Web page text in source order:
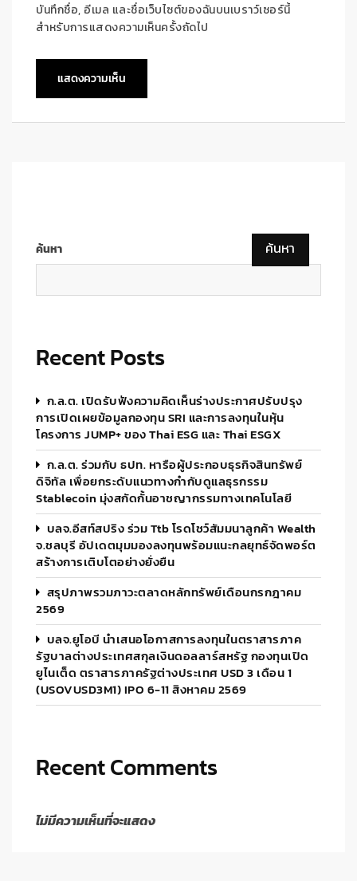
บันทึกชื่อ, อีเมล และชื่อเว็บไซต์ของฉันบนเบราว์เซอร์นี้
สำหรับการแสดงความเห็นครั้งถัดไป
ค้นหา ค้นหา
Recent Posts
ก.ล.ต. เปิดรับฟังความคิดเห็นร่างประกาศปรับปรุง
การเปิดเผยข้อมูลกองทุน SRI และการลงทุนในหุ้น
โครงการ JUMP+ ของ Thai ESG และ Thai ESGX
ก.ล.ต. ร่วมกับ ธปท. หารือผู้ประกอบธุรกิจสินทรัพย์
ดิจิทัล เพื่อยกระดับแนวทางกำกับดูแลธุรกรรม
Stablecoin มุ่งสกัดกั้นอาชญากรรมทางเทคโนโลยี
บลจ.อีสท์สปริง ร่วม Ttb โรดโชว์สัมมนาลูกค้า Wealth
จ.ชลบุรี อัปเดตมุมมองลงทุนพร้อมแนะกลยุทธ์จัดพอร์ต
สร้างการเติบโตอย่างยั่งยืน
สรุปภาพรวมภาวะตลาดหลักทรัพย์เดือนกรกฎาคม
2569
บลจ.ยูโอบี นำเสนอโอกาสการลงทุนในตราสารภาค
รัฐบาลต่างประเทศสกุลเงินดอลลาร์สหรัฐ กองทุนเปิด
ยูไนเต็ด ตราสารภาครัฐต่างประเทศ USD 3 เดือน 1
(USOVUSD3M1) IPO 6-11 สิงหาคม 2569
Recent Comments
ไม่มีความเห็นที่จะแสดง